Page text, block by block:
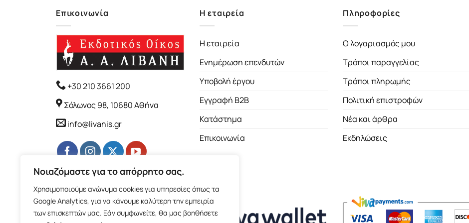
Νοιαζόμαστε για το απόρρητο σας.
Χρησιμοποιούμε ανώνυμα cookies για υπηρεσίες όπως τα
Google Analytics, για να κάνουμε καλύτερη την εμπειρία
των επισκεπτών μας. Εάν συμφωνείτε, θα μας βοηθήσετε
Επικοινωνία
+30 210 3661 200
Σόλωνος 98, 10680 Αθήνα
info@livanis.gr
Η εταιρεία
Η εταιρεία
Ενημέρωση επενδυτών
Υποβολή έργου
Εγγραφή B2B
Κατάστημα
Επικοινωνία
Πληροφορίες
Ο λογαριασμός μου
Τρόποι παραγγελίας
Τρόποι πληρωμής
Πολιτική επιστροφών
Νέα και άρθρα
Εκδηλώσεις